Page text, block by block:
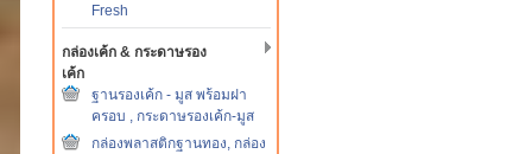
Fresh
กล่องเค้ก & กระดาษรอง
เค้ก
ฐานรองเค้ก - มูส พร้อมฝา
ครอบ , กระดาษรองเค้ก-มูส
กล่องพลาสติกฐานทอง, กล่อง